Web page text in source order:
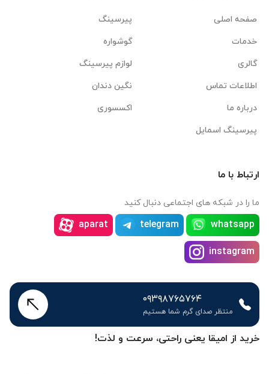
خرید از امیقا یعنی راحتی، سرعت و لذت!
صفحه اصلی
خدمات
گالری
اطلاعات تماس
درباره ما
پیرسینگ اسمایل
پیرسینگ
گوشواره
لوازم پیرسینگ
نگین دندان
اکسسوری
ارتباط با ما
ما را در شبکه های اجتماعی دنبال کنید
whatsapp
telegram
aparat
instagram
۰۹۳۹۸۷۶۵۷۶۴
منتظر صدای گرم شما هستیم